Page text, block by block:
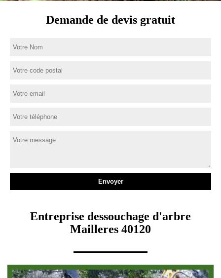
Demande de devis gratuit
Entreprise dessouchage d'arbre
Mailleres 40120